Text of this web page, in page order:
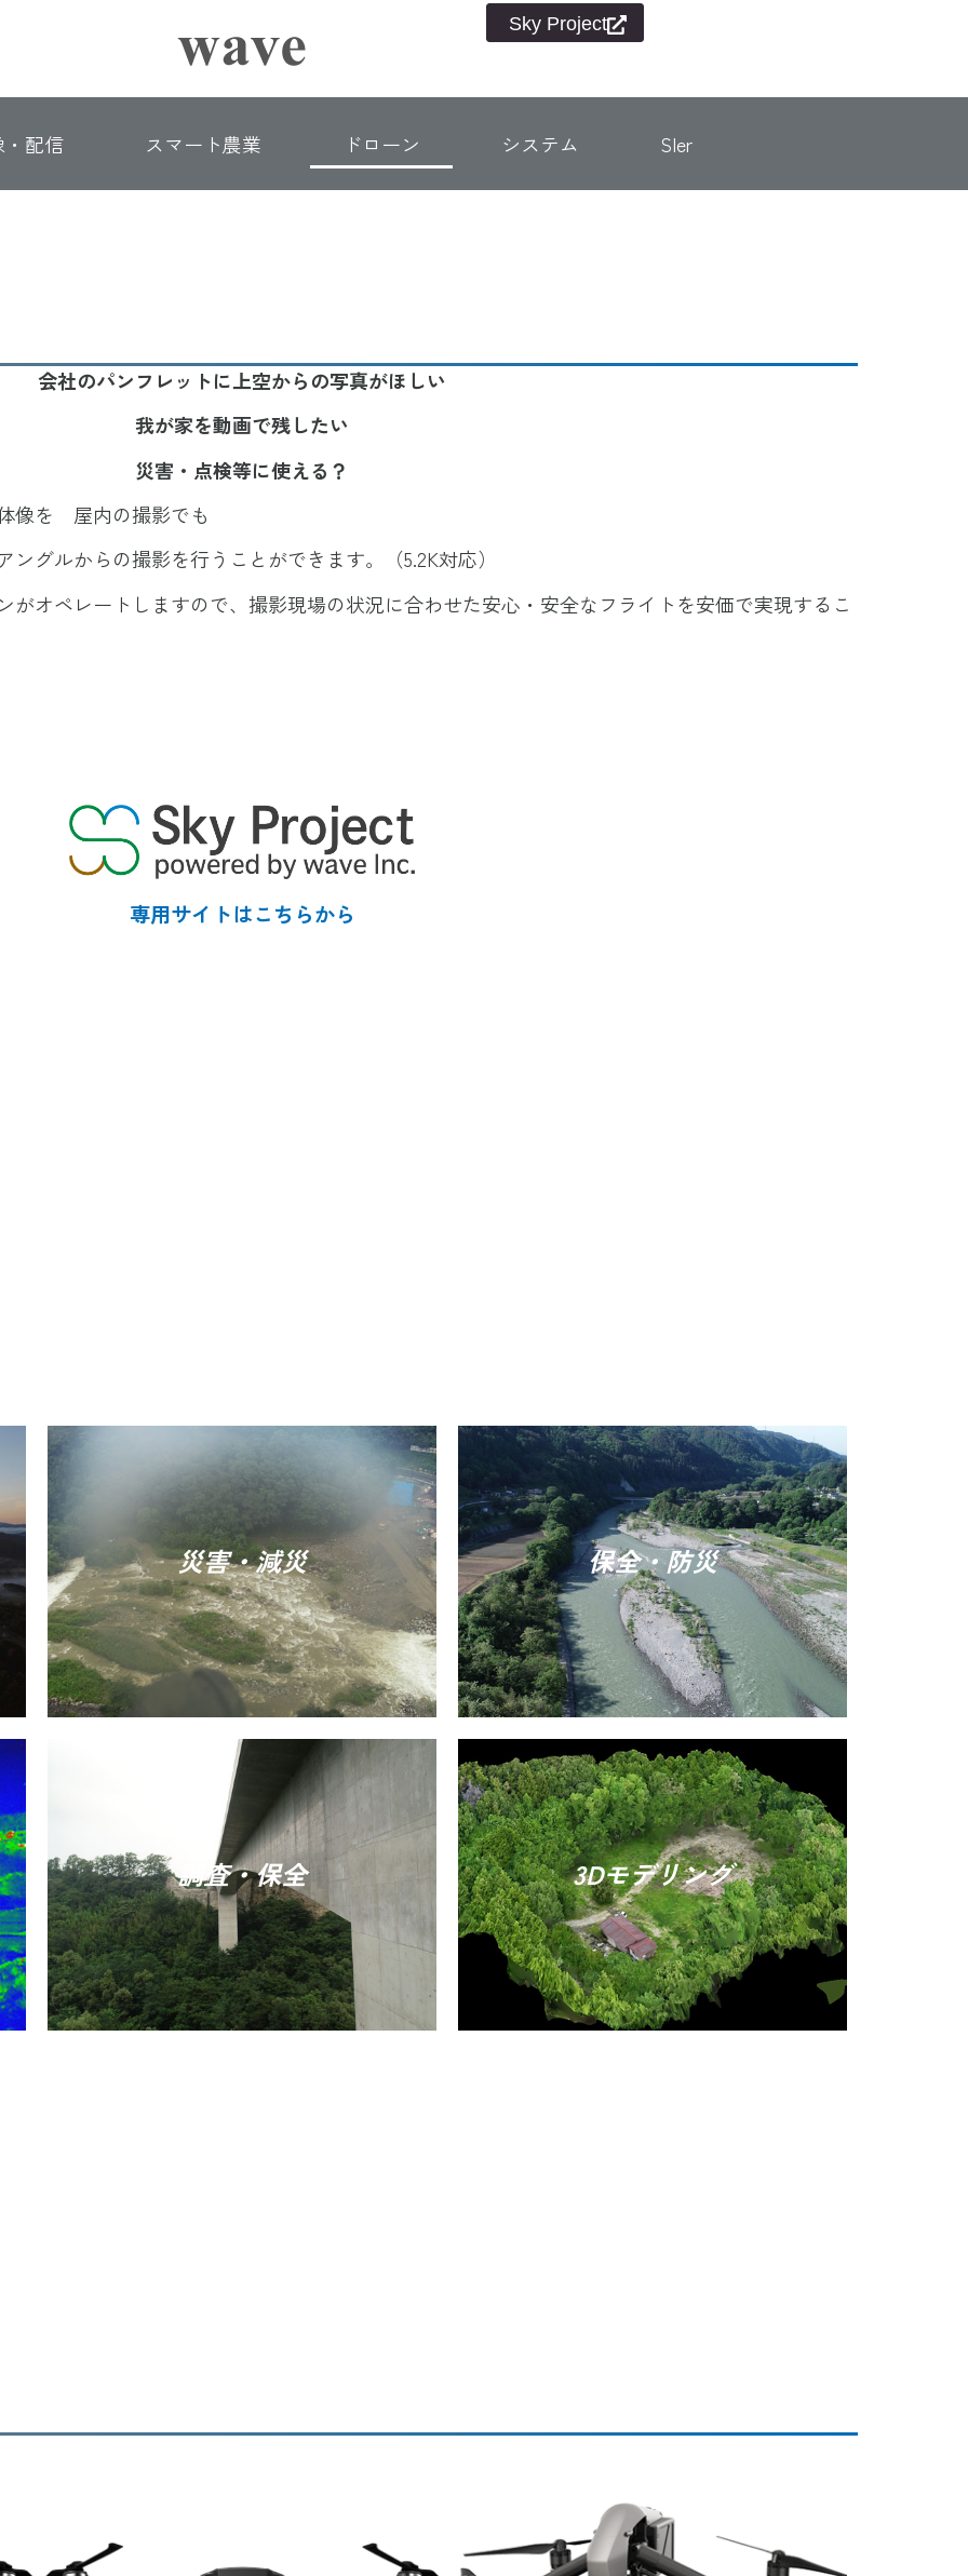
Sky Project
配信 スマート農業 ドローン システム SIer
会社のパンフレットに上空からの写真がほしい
我が家を動画で残したい
災害・点検等に使える？
像を 屋内の撮影でも
グルからの撮影を行うことができます。（5.2K対応）
オペレートしますので、撮影現場の状況に合わせた安心・安全なフライトを安価で実現するこ
専用サイトはこちらから
災害・減災 保全・防災
調査・保全 3Dモデリング